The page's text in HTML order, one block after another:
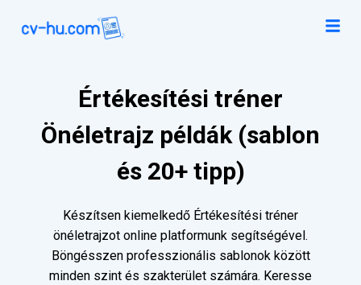
Értékesítési tréner
Önéletrajz példák (sablon
és 20+ tipp)
Készítsen kiemelkedő Értékesítési tréner
önéletrajzot online platformunk segítségével.
Böngésszen professzionális sablonok között
minden szint és szakterület számára. Keresse